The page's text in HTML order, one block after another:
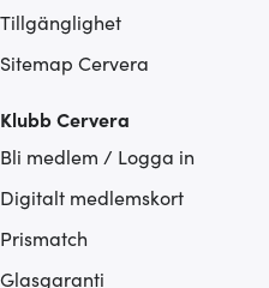
Tillgänglighet
Sitemap Cervera
Klubb Cervera
Bli medlem / Logga in
Digitalt medlemskort
Prismatch
Glasgaranti